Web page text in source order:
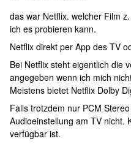
das war Netflix. welcher Film
ich es probieren kann.
Netflix direkt per App des TV
Bei Netflix steht eigentlich die
angegeben wenn ich mich
Meistens bietet Netflix Dolby
Falls trotzdem nur PCM
Audioeinstellung am TV nicht.
verfügbar ist.